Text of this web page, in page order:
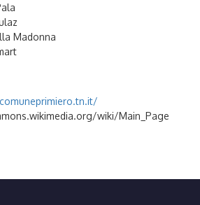
Madonna
wiki/Main_Page